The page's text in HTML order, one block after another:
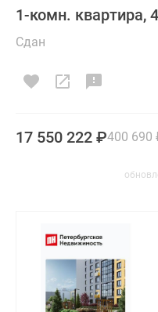
1-комн. квартира,
Сдан
17 550 222 ₽400 690